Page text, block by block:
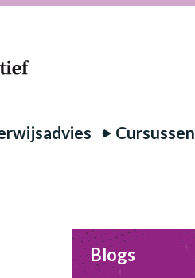
Cursussen
Blogs